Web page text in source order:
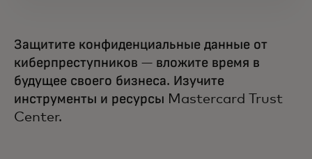
Защитите конфиденциальные данные от
киберпреступников — вложите время в
будущее своего бизнеса. Изучите
инструменты и ресурсы Mastercard Trust
Center.